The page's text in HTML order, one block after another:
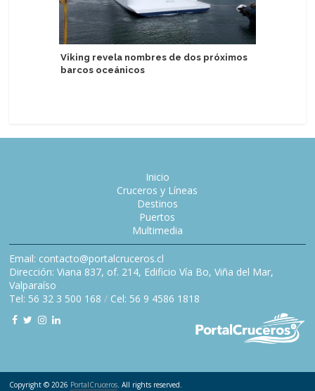
Viking revela nombres de dos próximos
barcos oceánicos
Inicio
Cruceros y Líneas
Destinos
Puertos
Multimedia
Email: contacto@portalcruceros.cl
Dirección: Viana 837, of. 214, Edificio Vía Bo, Viña del Mar,
Valparaíso
Tel: 56 32 3 500 168 / Cel: 56 9 4586 1818
Copyright © 2026 PortalCruceros. All rights reserved.